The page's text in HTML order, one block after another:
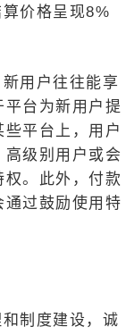
价格呈现8%
用户往往能享
台为新用户提
平台上，用户
级别用户或会
。此外，付款
通过鼓励使用特
制度建设，诚